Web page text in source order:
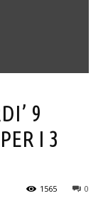
9
I 3
0
1565